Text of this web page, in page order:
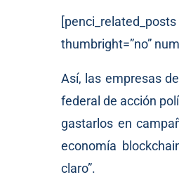
[penci_related_posts
thumbright=”no”
Así, las empresas
federal de acción
gastarlos en
economía
claro”.